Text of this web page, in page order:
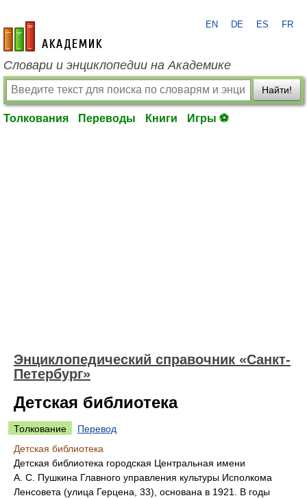
academic.ru
EN DE ES FR
Словари и энциклопедии на Академике
Найти!
Толкования Переводы Книги Игры ⚽
Энциклопедический справочник «Санкт-
Петербург»
Детская библиотека
Толкование
Перевод
Детская библиотека
Детская библиотека городская Центральная имени
А. С. Пушкина Главного управления культуры Исполкома
Ленсовета (улица Герцена, 33), основана в 1921. В годы